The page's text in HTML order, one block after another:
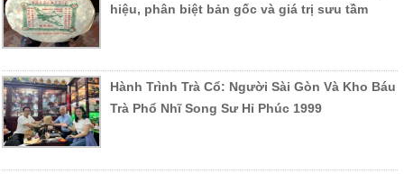
hiệu, phân biệt bản gốc và giá trị sưu tầm
Hành Trình Trà Cổ: Người Sài Gòn Và Kho Báu
Trà Phổ Nhĩ Song Sư Hỉ Phúc 1999